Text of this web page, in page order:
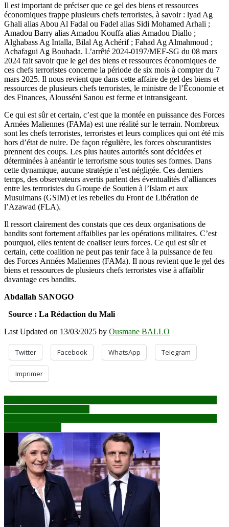
Il est important de préciser que ce gel des biens et ressources
économiques frappe plusieurs chefs terroristes, à savoir : lyad Ag
Ghali alias Abou Al Fadal ou Fadel alias Sidi Mohamed Arhali ;
Amadou Barry alias Amadou Kouffa alias Amadou Diallo ;
Alghabass Ag Intalla, Bilal Ag Achérif ; Fahad Ag Almahmoud ;
Achafagui Ag Bouhada. L’arrêté 2024-0197/MEF-SG du 08 mars
2024 fait savoir que le gel des biens et ressources économiques de
ces chefs terroristes concerne la période de six mois à compter du 7
mars 2025. Il nous revient que dans cette affaire de gel des biens et
ressources de plusieurs chefs terroristes, le ministre de l’Économie et
des Finances, Alousséni Sanou est ferme et intransigeant.
Ce qui est sûr et certain, c’est que la montée en puissance des Forces
Armées Maliennes (FAMa) est une réalité sur le terrain. Nombreux
sont les chefs terroristes, terroristes et leurs complices qui ont été mis
hors d’état de nuire. De façon régulière, les forces obscurantistes
prennent des coups. Les plus hautes autorités sont décidées et
déterminées à anéantir le terrorisme sous toutes ses formes. Dans
cette dynamique, aucune stratégie n’est négligée. Ces derniers
temps, des observateurs avertis parlent des éventualités d’alliances
entre les terroristes du Groupe de Soutien à l’Islam et aux
Musulmans (GSIM) et les rebelles du Front de Libération de
l’Azawad (FLA).
Il ressort clairement des constats que ces deux organisations de
bandits sont fortement affaiblies par les opérations militaires. C’est
pourquoi, elles tentent de coaliser leurs forces. Ce qui est sûr et
certain, cette coalition ne peut pas tenir face à la puissance de feu
des Forces Armées Maliennes (FAMa). Il nous revient que le gel des
biens et ressources de plusieurs chefs terroristes vise à affaiblir
davantage ces bandits.
Abdallah SANOGO
Source : La Rédaction du Mali
Last Updated on 13/03/2025 by Ousmane BALLO
Twitter Facebook WhatsApp Telegram
Imprimer
Navigation
de
l’article